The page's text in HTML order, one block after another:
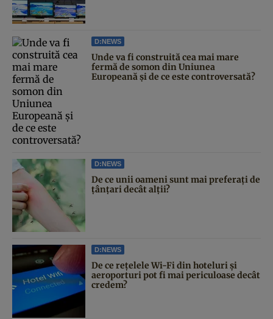
D:NEWS
Unde va fi construită cea mai mare
fermă de somon din Uniunea
Europeană și de ce este controversată?
D:NEWS
De ce unii oameni sunt mai preferați de
țânțari decât alții?
D:NEWS
De ce rețelele Wi-Fi din hoteluri și
aeroporturi pot fi mai periculoase decât
credem?